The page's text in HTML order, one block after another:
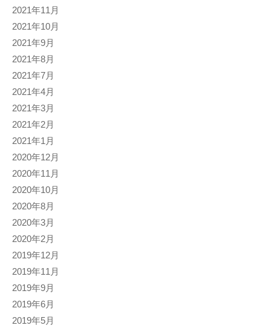
2021年11月
2021年10月
2021年9月
2021年8月
2021年7月
2021年4月
2021年3月
2021年2月
2021年1月
2020年12月
2020年11月
2020年10月
2020年8月
2020年3月
2020年2月
2019年12月
2019年11月
2019年9月
2019年6月
2019年5月